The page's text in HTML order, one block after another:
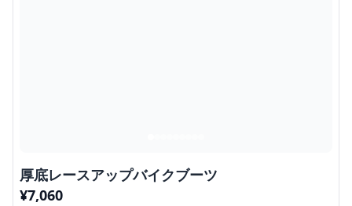
厚底レースアップバイクブーツ
¥7,060